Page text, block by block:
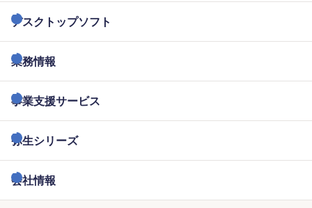
デスクトップソフト
業務情報
事業支援サービス
弥生シリーズ
会社情報